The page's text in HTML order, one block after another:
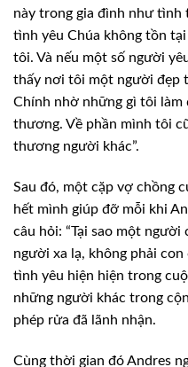
này trong gia đình như tình
tình yêu Chúa không tồn
tôi. Và nếu một số người
thấy nơi tôi một người đẹp
Chính nhờ những gì tôi
thương. Về phần mình tôi
thương người khác”.
Sau đó, một cặp vợ chồng
hết mình giúp đỡ mỗi khi
câu hỏi: “Tại sao một
người xa lạ, không phải
tình yêu hiện hiện trong
những người khác trong
phép rửa đã lãnh nhận.
Cùng thời gian đó Andres